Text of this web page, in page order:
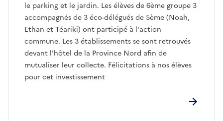
le parking et le jardin. Les élèves de 6ème groupe 3
accompagnés de 3 éco-délégués de 5ème (Noah,
Ethan et Téariki) ont participé à l'action
commune. Les 3 établissements se sont retrouvés
devant l'hôtel de la Province Nord afin de
mutualiser leur collecte. Félicitations à nos élèves
pour cet investissement